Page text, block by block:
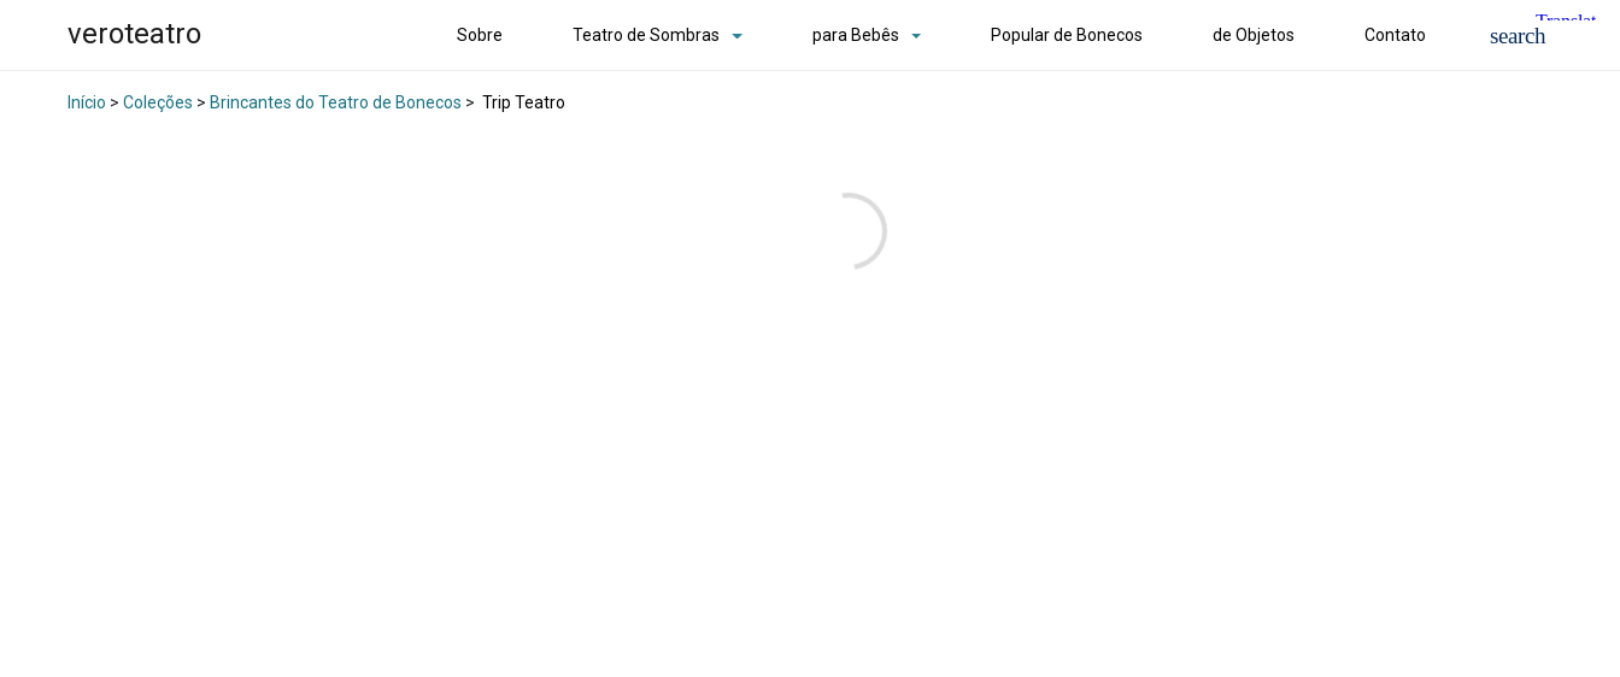
veroteatro Sobre Teatro de Sombras para Bebês Popular de Bonecos de Objetos Contato
Início > Coleções > Brincantes do Teatro de Bonecos > Trip Teatro